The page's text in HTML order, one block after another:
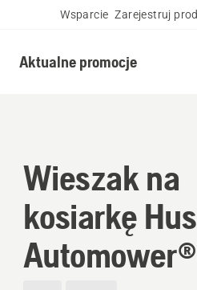
Wsparcie Zarejestruj
Aktualne promocje
Wieszak na
kosiarkę
Automower®